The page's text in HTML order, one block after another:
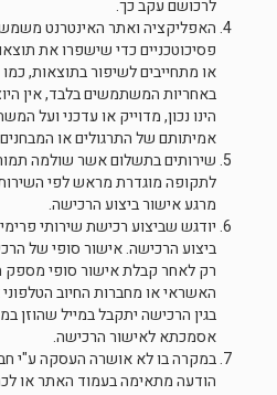
לרכושם עקב כך.
האפליקציה ואתר האינטרנט
פסיכוטכניים כדי שישפרו את
או מתחייבים לשיפור בתוצאות,
באחריות המשתמשים בלבד, אין
הינו נכון, מדוייק או עדכני ועל
אמיתותם של התרגולים או
שירותים בתשלום אשר שולמה
לתקופה מוגדרת מראש לפי
מרגע אישור ביצוע הרכישה.
יודגש שביצוע רכישת שירותי
ביצוע הרכישה. אישור סופי של
רק לאחר קבלת אישור סופי מספק
בגין הרכישה יתקבל במייל שהוזן
אסמכתא לאישור הרכישה.
במקרה בו לא אושרה העסקה ע"י
הודעה מתאימה בעמוד האתר או